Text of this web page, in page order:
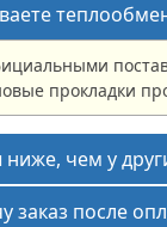
прокладки
чем у
заказ после